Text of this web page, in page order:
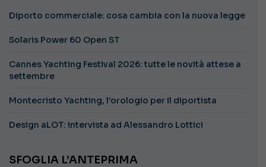
Diporto commerciale: cosa cambia con la nuova legge
Solaris Power 60 Open ST
Cannes Yachting Festival 2026: tutte le novità attese a
settembre
Montecristo Yachting, l’orologio per il diportista
Design aLOT: intervista ad Alessandro Lottici
SFOGLIA L’ANTEPRIMA